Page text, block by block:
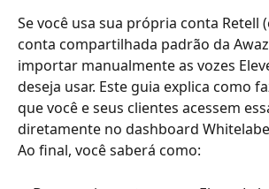
Se você usa sua própria conta Retell
conta compartilhada padrão da
importar manualmente as vozes
deseja usar. Este guia explica como
que você e seus clientes acessem
diretamente no dashboard
Ao final, você saberá como: